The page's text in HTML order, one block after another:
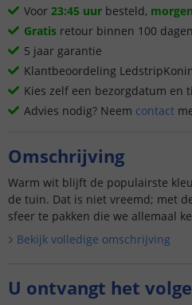
Voor 23:45 uur besteld, morgen
Gratis retour binnen 100 dagen
5 jaar garantie
Klantbeoordeling
Kies zelf een bezorgdatum en
Advies nodig? Neem contact
Omschrijving
Warm wit blijft de populairste
de tuin. Dat is niet vreemd; met
sfeer te pakken die we allemaal
Bekijk volledige omschrijving
U ontvangt het